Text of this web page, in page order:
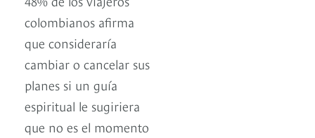
colombianos afirma
que consideraría
cambiar o cancelar sus
planes si un guía
espiritual le sugiriera
que no es el momento